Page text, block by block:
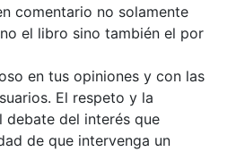
comentario no solamente
el libro sino también el por
en tus opiniones y con las
El respeto y la
debate del interés que
de que intervenga un